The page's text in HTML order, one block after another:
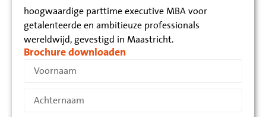
hoogwaardige parttime executive MBA voor
getalenteerde en ambitieuze professionals
wereldwijd, gevestigd in Maastricht.
Brochure downloaden